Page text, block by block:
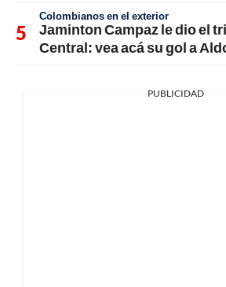
Colombianos en el exterior
Jaminton Campaz le dio el
Central: vea acá su gol a
PUBLICIDAD